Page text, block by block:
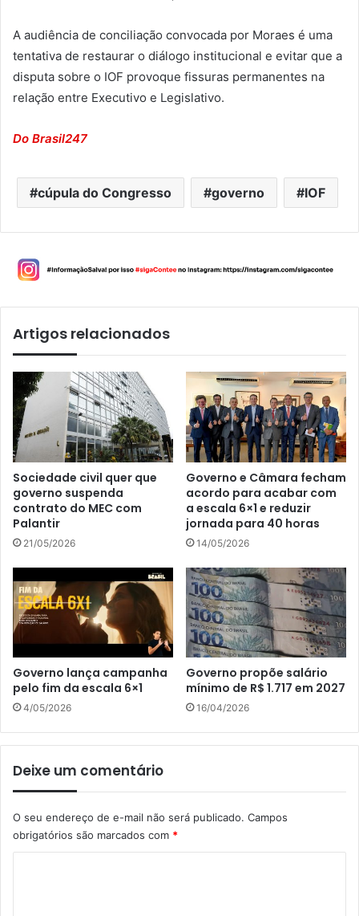
A audiência de conciliação convocada por Moraes é uma
tentativa de restaurar o diálogo institucional e evitar que a
disputa sobre o IOF provoque fissuras permanentes na
relação entre Executivo e Legislativo.
Do Brasil247
cúpula do Congresso governo IOF
Artigos relacionados
Sociedade civil quer que
governo suspenda
contrato do MEC com
Palantir
21/05/2026
Governo e Câmara fecham
acordo para acabar com
a escala 6×1 e reduzir
jornada para 40 horas
14/05/2026
Governo lança campanha
pelo fim da escala 6×1
4/05/2026
Governo propõe salário
mínimo de R$ 1.717 em 2027
16/04/2026
Deixe um comentário
O seu endereço de e-mail não será publicado. Campos
obrigatórios são marcados com *